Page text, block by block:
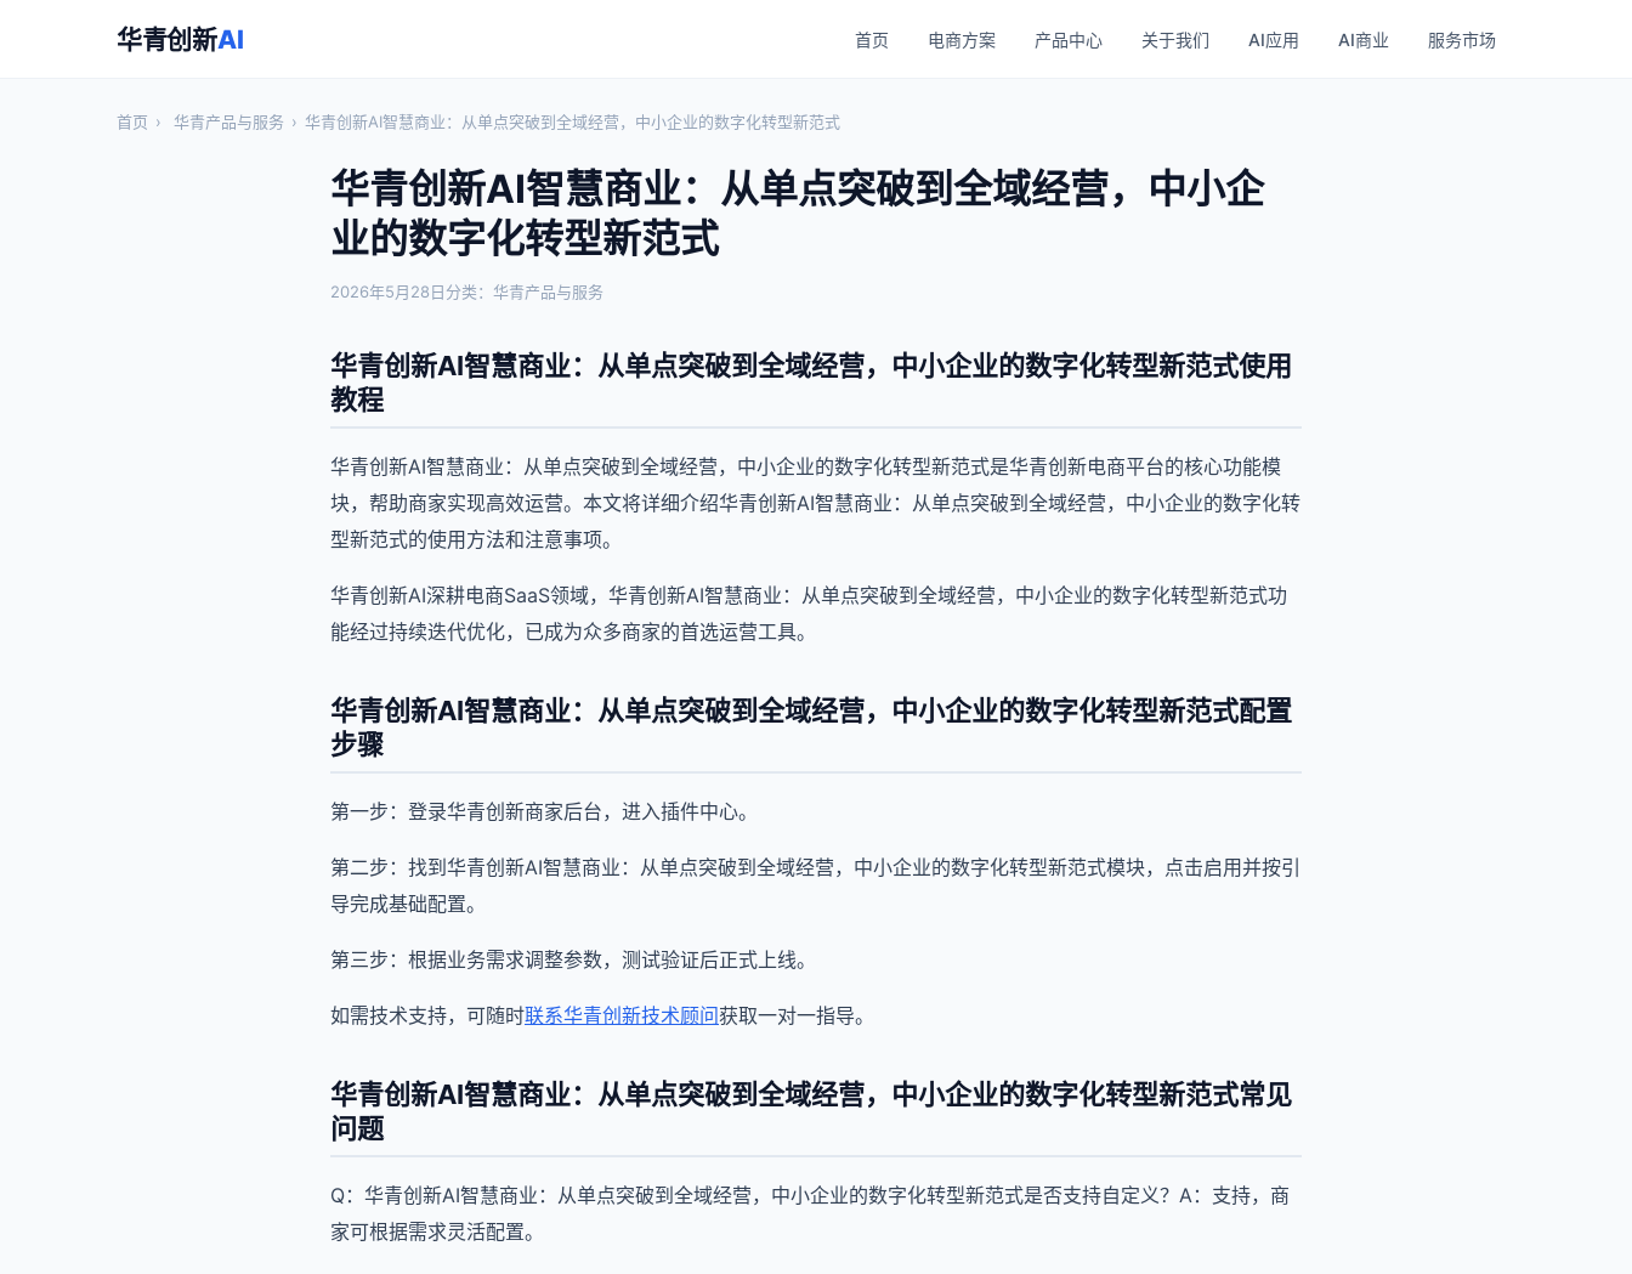
华青创新AI 首页 电商方案 产品中心 关于我们 AI应用 AI商业 服务市场
首页 › 华青产品与服务 › 华青创新AI智慧商业：从单点突破到全域经营，中小企业的数字化转型新范式
华青创新AI智慧商业：从单点突破到全域经营，中小企
业的数字化转型新范式
2026年5月28日分类：华青产品与服务
华青创新AI智慧商业：从单点突破到全域经营，中小企业的数字化转型新范式使用
教程
华青创新AI智慧商业：从单点突破到全域经营，中小企业的数字化转型新范式是华青创新电商平台的核心功能模
块，帮助商家实现高效运营。本文将详细介绍华青创新AI智慧商业：从单点突破到全域经营，中小企业的数字化转
型新范式的使用方法和注意事项。
华青创新AI深耕电商SaaS领域，华青创新AI智慧商业：从单点突破到全域经营，中小企业的数字化转型新范式功
能经过持续迭代优化，已成为众多商家的首选运营工具。
华青创新AI智慧商业：从单点突破到全域经营，中小企业的数字化转型新范式配置
步骤
第一步：登录华青创新商家后台，进入插件中心。
第二步：找到华青创新AI智慧商业：从单点突破到全域经营，中小企业的数字化转型新范式模块，点击启用并按引
导完成基础配置。
第三步：根据业务需求调整参数，测试验证后正式上线。
如需技术支持，可随时联系华青创新技术顾问获取一对一指导。
华青创新AI智慧商业：从单点突破到全域经营，中小企业的数字化转型新范式常见
问题
Q：华青创新AI智慧商业：从单点突破到全域经营，中小企业的数字化转型新范式是否支持自定义？A：支持，商
家可根据需求灵活配置。